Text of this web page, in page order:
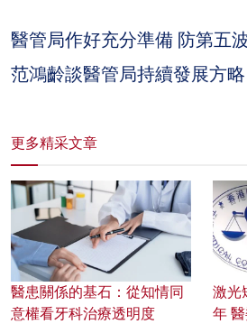
醫管局作好充分準備 防第五
范鴻齡談醫管局持續發展方略
更多精采文章
醫患關係的基石：從知情同
意權看牙科治療透明度
激光
年